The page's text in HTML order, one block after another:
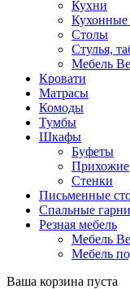
Кухни
Кухонные
Столы
Стулья,
Мебель
Кровати
Матрасы
Комоды
Тумбы
Шкафы
Буфеты
Прихожие
Стенки
Письменные
Спальные
Резная мебель
Мебель
Мебель
Ваша корзина пуста